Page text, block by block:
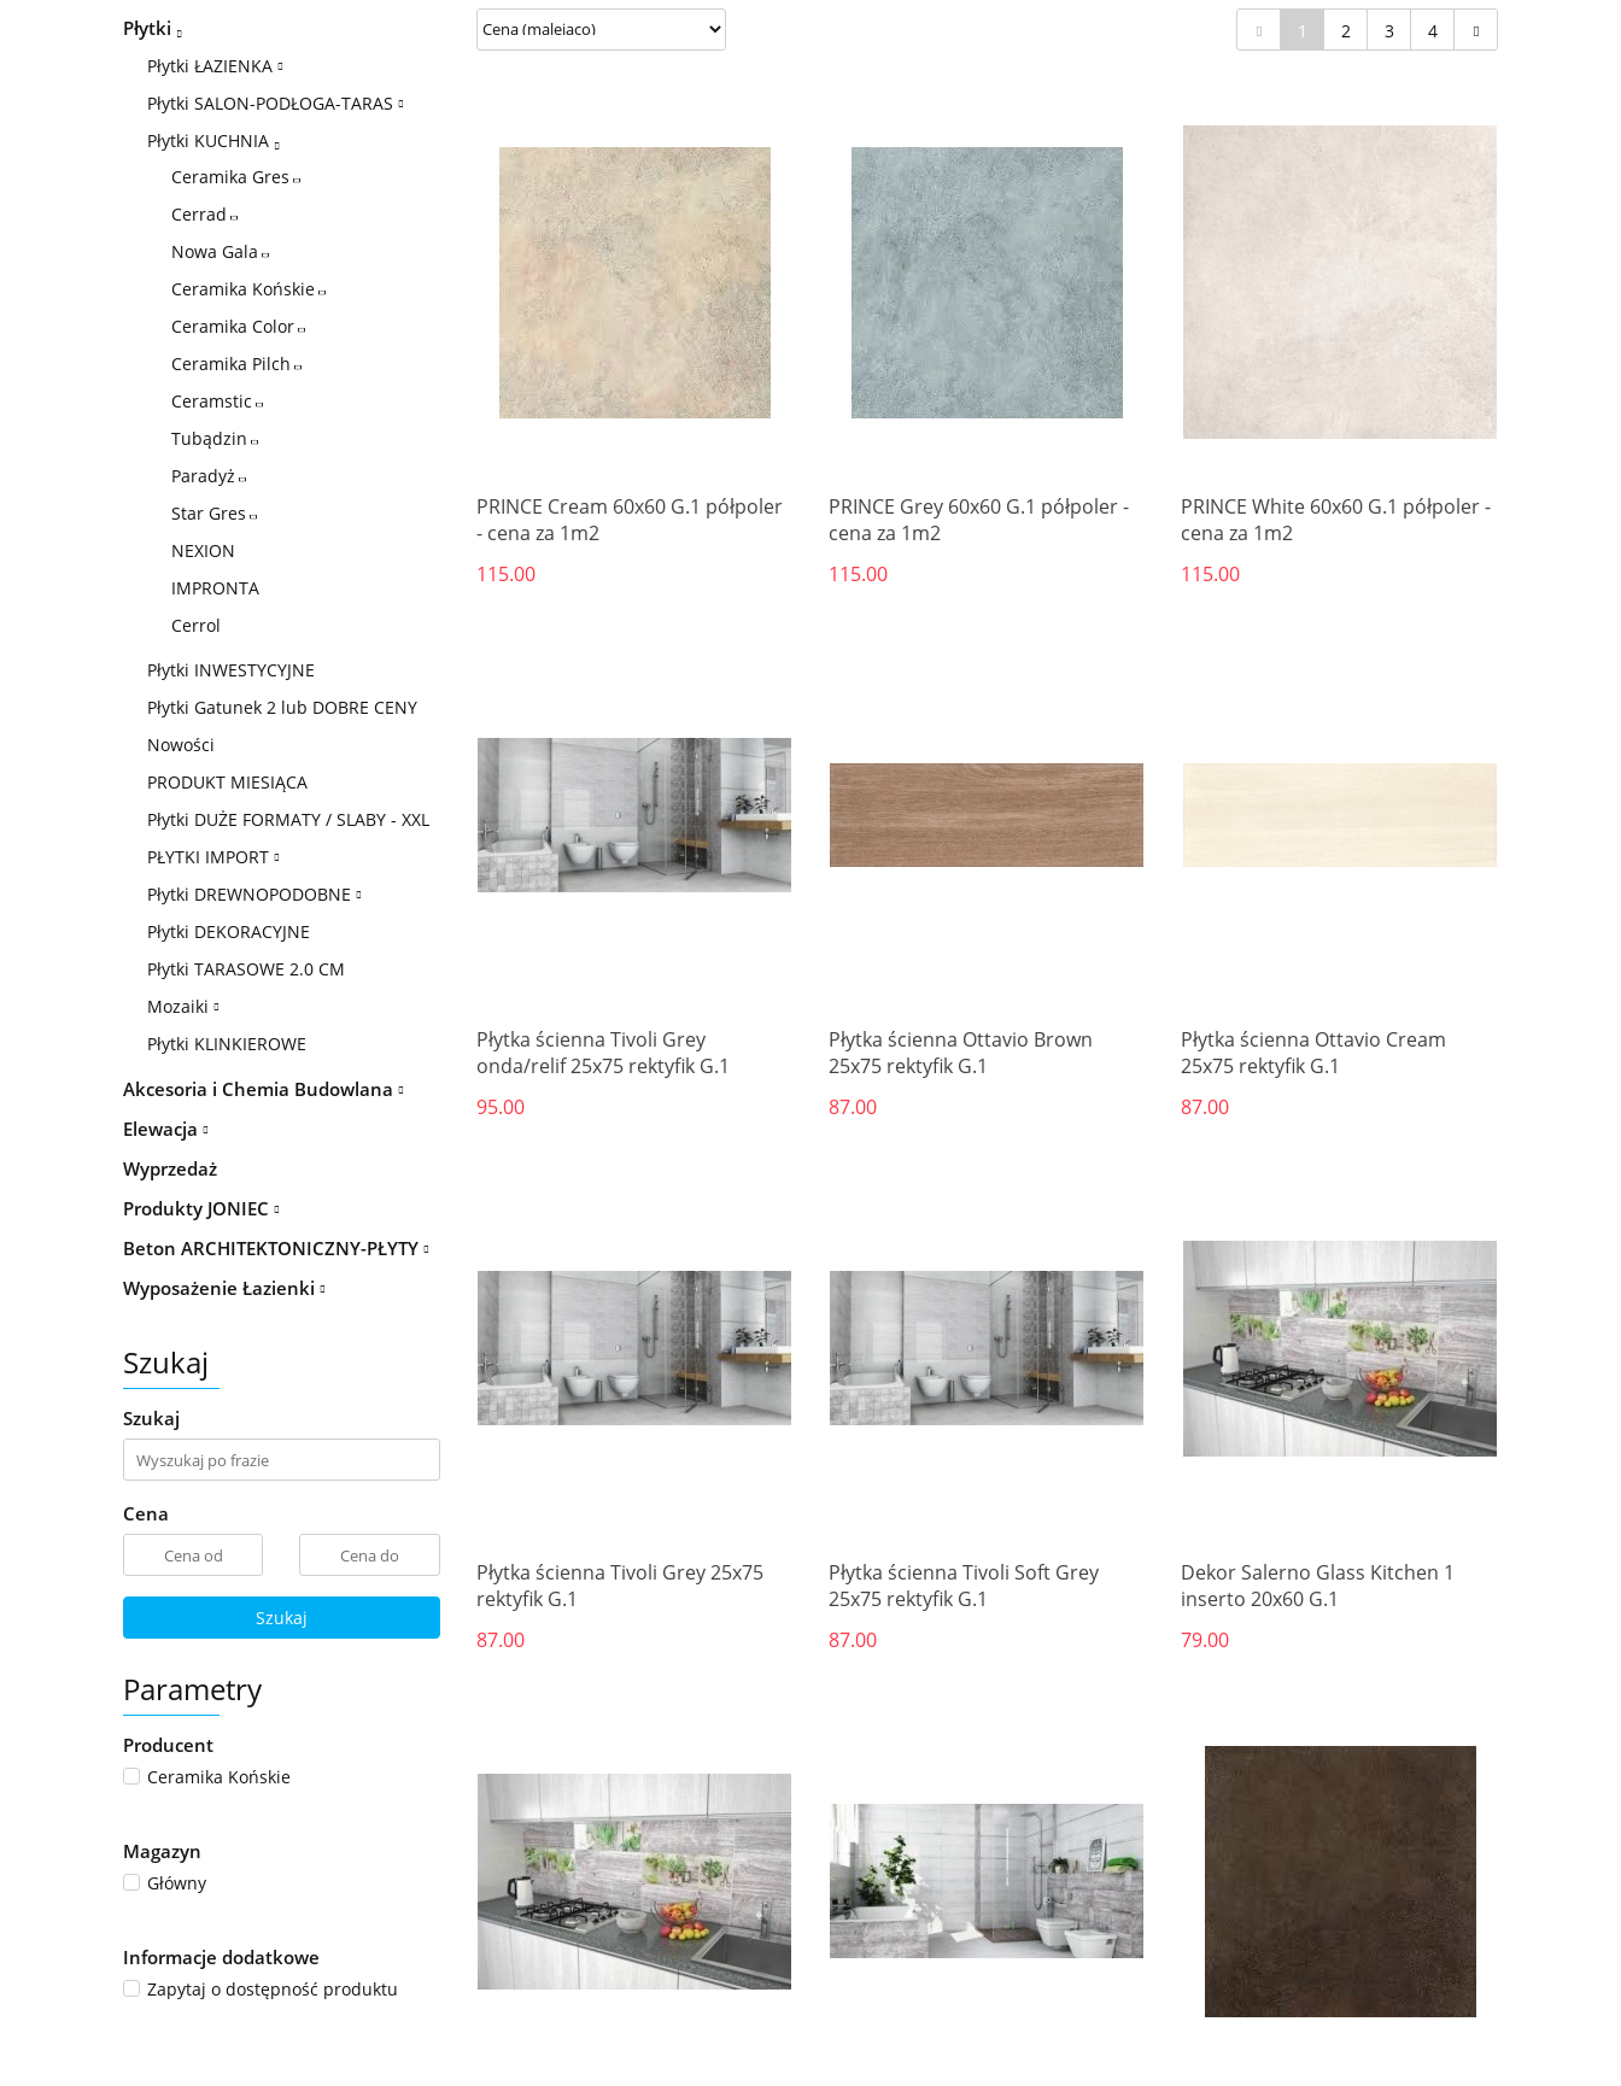
Płytki
Płytki ŁAZIENKA
Płytki SALON-PODŁOGA-TARAS
Płytki KUCHNIA
Ceramika Gres
Cerrad
Nowa Gala
Ceramika Końskie
Ceramika Color
Ceramika Pilch
Ceramstic
Tubądzin
Paradyż
Star Gres
NEXION
IMPRONTA
Cerrol
Płytki INWESTYCYJNE
Płytki Gatunek 2 lub DOBRE CENY
Nowości
PRODUKT MIESIĄCA
Płytki DUŻE FORMATY / SLABY - XXL
PŁYTKI IMPORT
Płytki DREWNOPODOBNE
Płytki DEKORACYJNE
Płytki TARASOWE 2.0 CM
Mozaiki
Płytki KLINKIEROWE
Akcesoria i Chemia Budowlana
Elewacja
Wyprzedaż
Produkty JONIEC
Beton ARCHITEKTONICZNY-PŁYTY
Wyposażenie Łazienki
Szukaj
Szukaj
Cena
Szukaj
Parametry
Producent
Ceramika Końskie
Magazyn
Główny
Informacje dodatkowe
Zapytaj o dostępność produktu
1 2 3 4
Produkt niedostępny
PRINCE Cream 60x60 G.1 półpoler
- cena za 1m2
115.00
PRINCE Grey 60x60 G.1 półpoler -
cena za 1m2
115.00
PRINCE White 60x60 G.1 półpoler -
cena za 1m2
115.00
Produkt niedostępny
Płytka ścienna Tivoli Grey
onda/relif 25x75 rektyfik G.1
95.00
Płytka ścienna Ottavio Brown
25x75 rektyfik G.1
87.00
Płytka ścienna Ottavio Cream
25x75 rektyfik G.1
87.00
Produkt niedostępny
Płytka ścienna Tivoli Grey 25x75
rektyfik G.1
87.00
Produkt niedostępny
Płytka ścienna Tivoli Soft Grey
25x75 rektyfik G.1
87.00
Produkt niedostępny
Dekor Salerno Glass Kitchen 1
inserto 20x60 G.1
79.00